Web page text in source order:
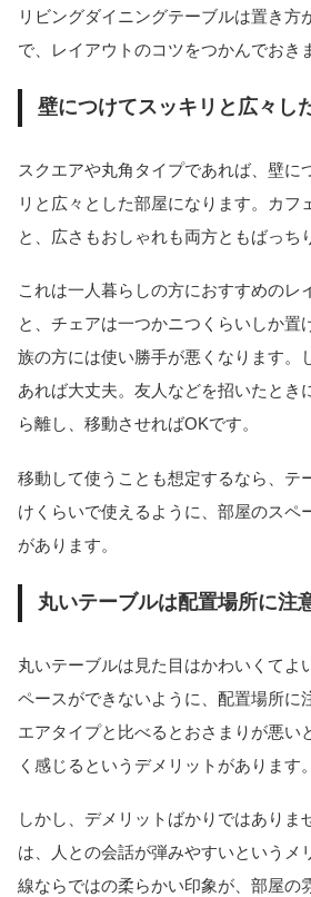
リビングダイニングテーブルは置き方
で、レイアウトのコツをつかんでおき
壁につけてスッキリと広々し
スクエアや丸角タイプであれば、壁に
リと広々とした部屋になります。カフ
と、広さもおしゃれも両方ともばっち
これは一人暮らしの方におすすめのレ
と、チェアは一つかニつくらいしか置
族の方には使い勝手が悪くなります。
あれば大丈夫。友人などを招いたとき
ら離し、移動させればOKです。
移動して使うことも想定するなら、テ
けくらいで使えるように、部屋のスペ
があります。
丸いテーブルは配置場所に注
丸いテーブルは見た目はかわいくてよ
ペースができないように、配置場所に
エアタイプと比べるとおさまりが悪い
く感じるというデメリットがあります。
しかし、デメリットばかりではありま
は、人との会話が弾みやすいというメ
線ならではの柔らかい印象が、部屋の